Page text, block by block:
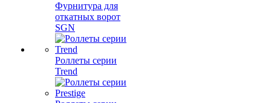
Фурнитура для
откатных ворот
SGN
Роллеты серии
Trend